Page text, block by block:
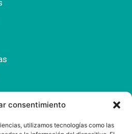
consentimiento
utilizamos tecnologías como las